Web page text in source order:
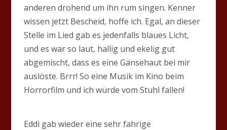
anderen drohend um ihn rum singen. Kenner
wissen jetzt Bescheid, hoffe ich. Egal, an dieser
Stelle im Lied gab es jedenfalls blaues Licht,
und es war so laut, hallig und ekelig gut
abgemischt, dass es eine Gänsehaut bei mir
auslöste. Brrr! So eine Musik im Kino beim
Horrorfilm und ich würde vom Stuhl fallen!
Eddi gab wieder eine sehr fahrige